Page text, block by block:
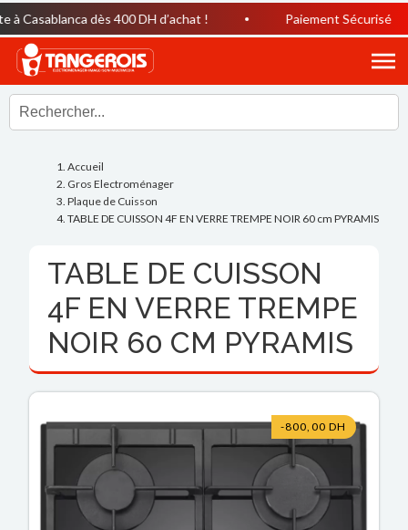
dès 400 DH d’achat ! Paiement Sécurisé
Accueil
Gros Electroménager
Plaque de Cuisson
TABLE DE CUISSON 4F EN VERRE TREMPE NOIR 60 cm PYRAMIS
TABLE DE CUISSON
4F EN VERRE TREMPE
NOIR 60 CM PYRAMIS
-800,00 DH